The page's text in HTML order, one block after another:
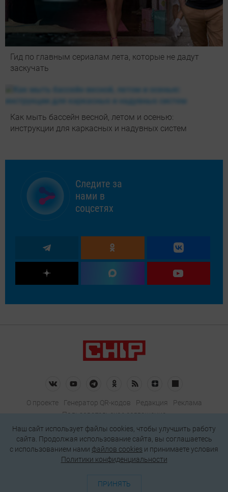
Гид по главным сериалам лета, которые не дадут
заскучать
Как мыть бассейн весной, летом и осенью:
инструкции для каркасных и надувных систем
Следите за
нами в
соцсетях
О проекте Генератор QR-кодов Редакция
Реклама
Пользовательское соглашение
Политика конфиденциальности
Подписаться на рассылку
127018, Москва, ул. Полковая, д. 3, стр. 4, помещение I, комн. 23
Наш сайт использует файлы cookies, чтобы улучшить работу
сайта. Продолжая использование сайта, вы соглашаетесь
c использованием нами файлов cookies и принимаете условия
Политики конфиденциальности
ПРИНЯТЬ